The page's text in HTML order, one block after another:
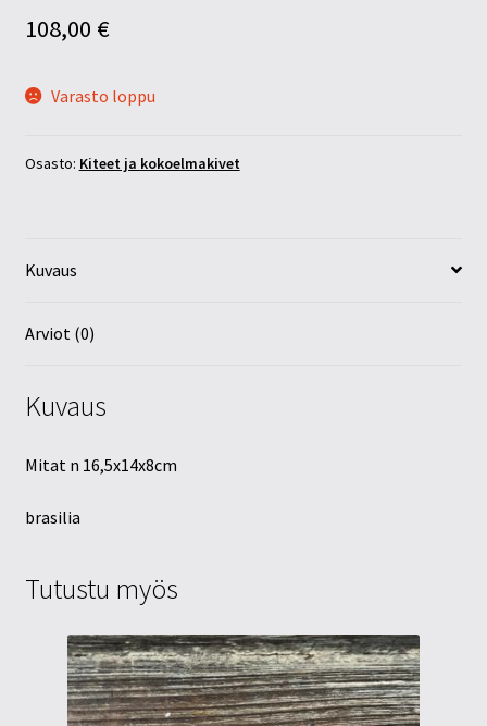
108,00 €
Varasto loppu
Osasto: Kiteet ja kokoelmakivet
Kuvaus
Arviot (0)
Kuvaus
Mitat n 16,5x14x8cm
brasilia
Tutustu myös